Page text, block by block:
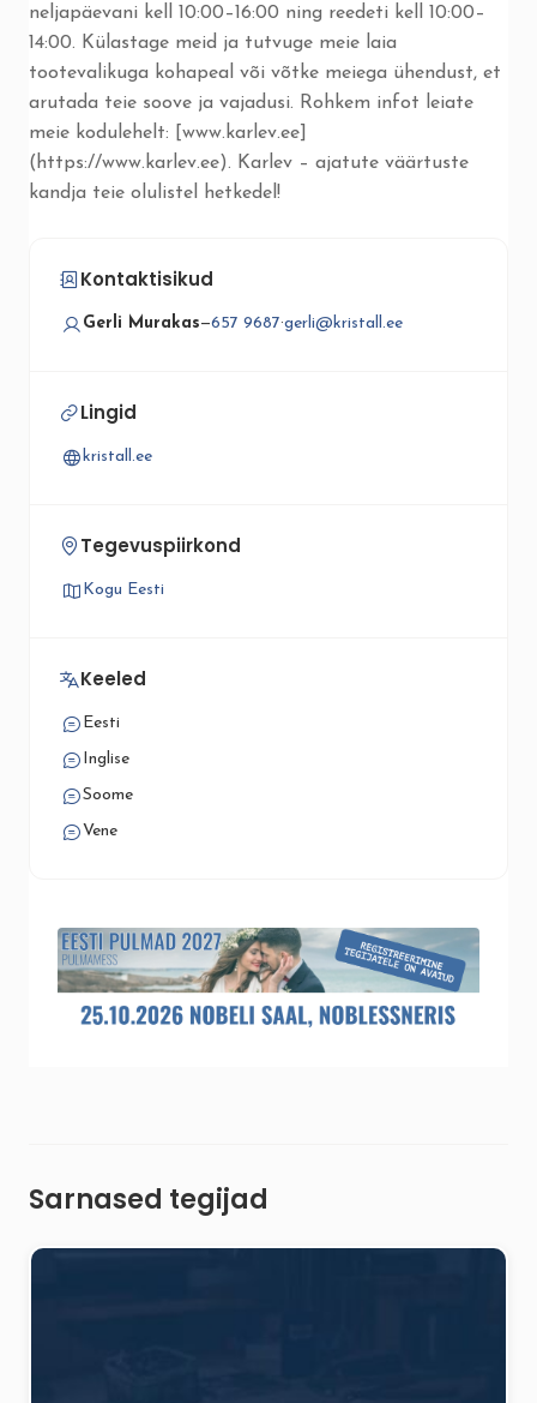
neljapäevani kell 10:00–16:00 ning reedeti kell 10:00–
14:00. Külastage meid ja tutvuge meie laia
tootevalikuga kohapeal või võtke meiega ühendust, et
arutada teie soove ja vajadusi. Rohkem infot leiate
meie kodulehelt: [www.karlev.ee]
(https://www.karlev.ee). Karlev – ajatute väärtuste
kandja teie olulistel hetkedel!
Kontaktisikud
Gerli Murakas—657 9687·gerli@kristall.ee
Lingid
kristall.ee
Tegevuspiirkond
Kogu Eesti
Keeled
Eesti
Inglise
Soome
Vene
Sarnased tegijad